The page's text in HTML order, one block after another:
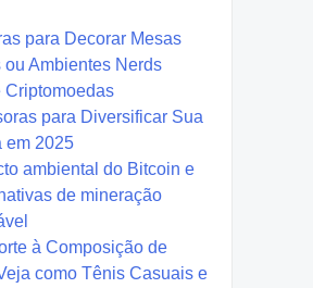
para Decorar Mesas
ou Ambientes Nerds
Criptomoedas
para Diversificar Sua
em 2025
ambiental do Bitcoin e
de mineração
à Composição de
como Tênis Casuais e